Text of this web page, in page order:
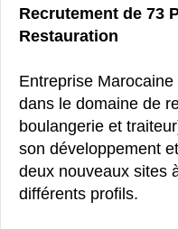
Recrutement de 73
Restauration
Entreprise
dans le domaine de
boulangerie et
son développement
deux nouveaux sites
différents profils.